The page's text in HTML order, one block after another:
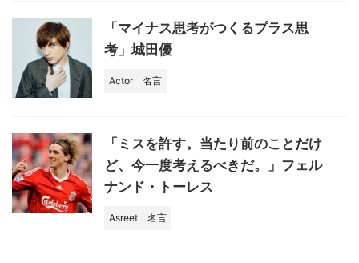
「マイナス思考がつくるプラス思
考」城田優
Actor 名言
「ミスを許す。当たり前のことだけ
ど、今一度考えるべきだ。」フェル
ナンド・トーレス
Asreet 名言